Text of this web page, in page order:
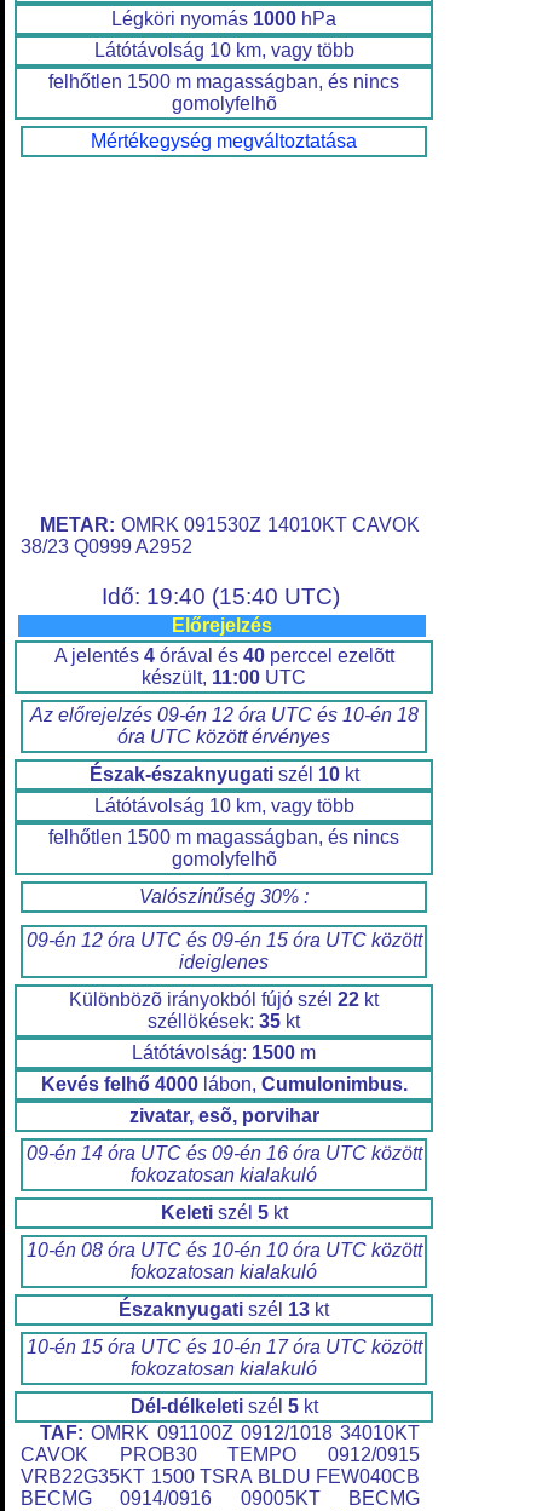
Légköri nyomás 1000 hPa
Látótávolság 10 km, vagy több
felhőtlen 1500 m magasságban, és nincs
gomolyfelhõ
Mértékegység megváltoztatása
METAR: OMRK 091530Z 14010KT CAVOK
38/23 Q0999 A2952
Idő: 19:40 (15:40 UTC)
Előrejelzés
A jelentés 4órával és 40perccel ezelõtt
készült, 11:00 UTC
Az előrejelzés 09-én 12 óra UTC és 10-én 18
óra UTC között érvényes
Észak-északnyugatiszél 10kt
Látótávolság 10 km, vagy több
felhőtlen 1500 m magasságban, és nincs
gomolyfelhõ
Valószínűség 30% :
09-én 12 óra UTC és 09-én 15 óra UTC között
ideiglenes
Különbözõ irányokból fújó szél 22 kt
széllökések: 35 kt
Látótávolság: 1500 m
Kevés felhő 4000lábon, Cumulonimbus.
zivatar, esõ, porvihar
09-én 14 óra UTC és 09-én 16 óra UTC között
fokozatosan kialakuló
Keletiszél 5kt
10-én 08 óra UTC és 10-én 10 óra UTC között
fokozatosan kialakuló
Északnyugati szél 13 kt
10-én 15 óra UTC és 10-én 17 óra UTC között
fokozatosan kialakuló
Dél-délkeletiszél 5kt
TAF: OMRK 091100Z 0912/1018 34010KT
CAVOK PROB30 TEMPO 0912/0915
VRB22G35KT 1500 TSRA BLDU FEW040CB
BECMG 0914/0916 09005KT BECMG